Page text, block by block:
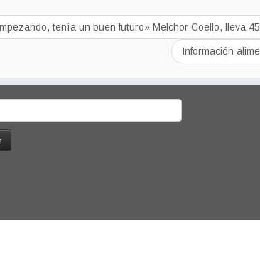
tenía un buen futuro» Melchor Coello, lleva
Información